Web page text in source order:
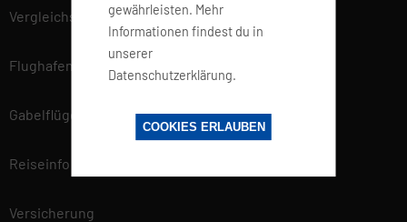
gewährleisten. Mehr
Informationen findest du in
unserer
Datenschutzerklärung.
COOKIES ERLAUBEN
Vergleichsportal
Flughafen Informationen
Gabelflüge
Reiseinfo
Versicherung